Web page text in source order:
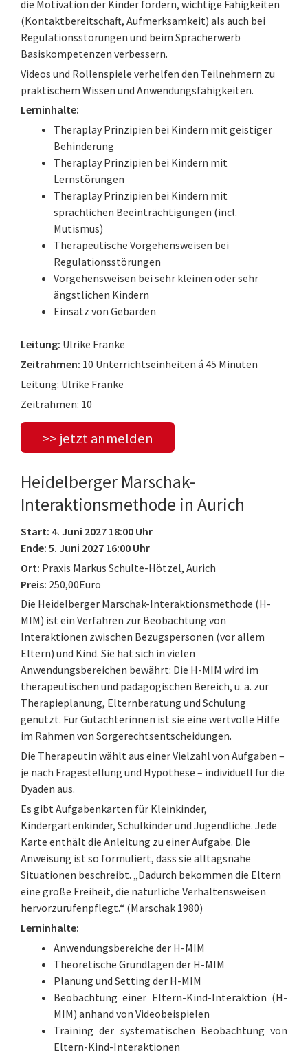
die Motivation der Kinder fördern, wichtige Fähigkeiten
(Kontaktbereitschaft, Aufmerksamkeit) als auch bei
Regulationsstörungen und beim Spracherwerb
Basiskompetenzen verbessern.
Videos und Rollenspiele verhelfen den Teilnehmern zu
praktischem Wissen und Anwendungsfähigkeiten.
Lerninhalte:
Theraplay Prinzipien bei Kindern mit geistiger
Behinderung
Theraplay Prinzipien bei Kindern mit
Lernstörungen
Theraplay Prinzipien bei Kindern mit
sprachlichen Beeinträchtigungen (incl.
Mutismus)
Therapeutische Vorgehensweisen bei
Regulationsstörungen
Vorgehensweisen bei sehr kleinen oder sehr
ängstlichen Kindern
Einsatz von Gebärden
Leitung: Ulrike Franke
Zeitrahmen: 10 Unterrichtseinheiten á 45 Minuten
Leitung: Ulrike Franke
Zeitrahmen: 10
>> jetzt anmelden
Heidelberger Marschak-
Interaktionsmethode in Aurich
Start: 4. Juni 2027 18:00 Uhr
Ende: 5. Juni 2027 16:00 Uhr
Ort: Praxis Markus Schulte-Hötzel, Aurich
Preis: 250,00Euro
Die Heidelberger Marschak-Interaktionsmethode (H-
MIM) ist ein Verfahren zur Beobachtung von
Interaktionen zwischen Bezugspersonen (vor allem
Eltern) und Kind. Sie hat sich in vielen
Anwendungsbereichen bewährt: Die H-MIM wird im
therapeutischen und pädagogischen Bereich, u. a. zur
Therapieplanung, Elternberatung und Schulung
genutzt. Für Gutachterinnen ist sie eine wertvolle Hilfe
im Rahmen von Sorgerechtsentscheidungen.
Die Therapeutin wählt aus einer Vielzahl von Aufgaben –
je nach Fragestellung und Hypothese – individuell für die
Dyaden aus.
Es gibt Aufgabenkarten für Kleinkinder,
Kindergartenkinder, Schulkinder und Jugendliche. Jede
Karte enthält die Anleitung zu einer Aufgabe. Die
Anweisung ist so formuliert, dass sie alltagsnahe
Situationen beschreibt. „Dadurch bekommen die Eltern
eine große Freiheit, die natürliche Verhaltensweisen
hervorzurufenpflegt.“ (Marschak 1980)
Lerninhalte:
Anwendungsbereiche der H-MIM
Theoretische Grundlagen der H-MIM
Planung und Setting der H-MIM
Beobachtung einer Eltern-Kind-Interaktion (H-
MIM) anhand von Videobeispielen
Training der systematischen Beobachtung von
Eltern-Kind-Interaktionen